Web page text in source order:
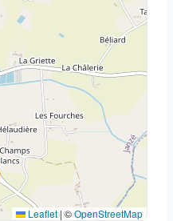
Leaflet |©OpenStreetMap